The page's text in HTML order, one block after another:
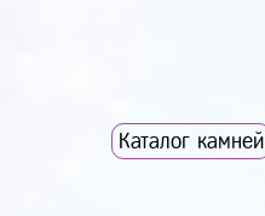
Каталог камней